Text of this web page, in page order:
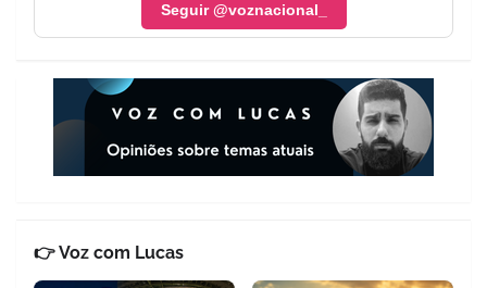
Seguir @voznacional_
👉 Voz com Lucas